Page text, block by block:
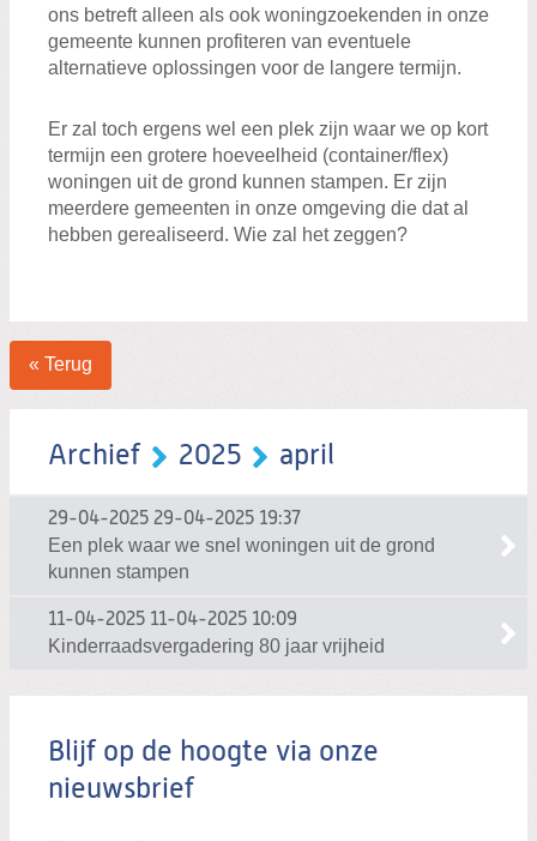
ons betreft alleen als ook woningzoekenden in onze
gemeente kunnen profiteren van eventuele
alternatieve oplossingen voor de langere termijn.
Er zal toch ergens wel een plek zijn waar we op kort
termijn een grotere hoeveelheid (container/flex)
woningen uit de grond kunnen stampen. Er zijn
meerdere gemeenten in onze omgeving die dat al
hebben gerealiseerd. Wie zal het zeggen?
« Terug
Archief 2025 april
29-04-2025 29-04-2025 19:37
Een plek waar we snel woningen uit de grond
kunnen stampen
11-04-2025 11-04-2025 10:09
Kinderraadsvergadering 80 jaar vrijheid
Blijf op de hoogte via onze
nieuwsbrief